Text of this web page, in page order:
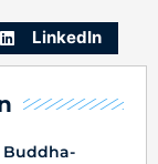
LinkedIn